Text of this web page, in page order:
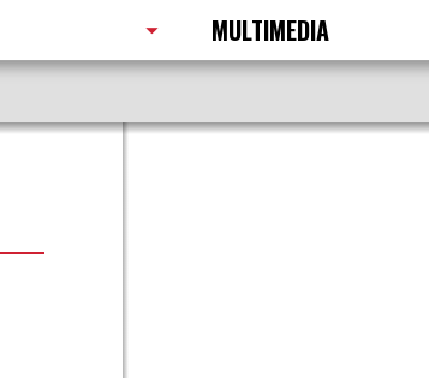
MULTIMEDIA